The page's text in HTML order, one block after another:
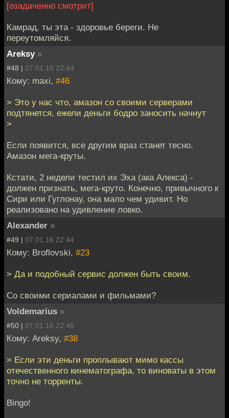
[озадаченно смотрит]
Камрад, ты эта - здоровье береги. Не
переутомляйся.
Areksy »
#48 | 07.01.16 22:44
Кому: maxi, #46
> Это у нас что, амазон со своими серверами
подтянется, ежели деньги бодро заносить начнут
>
Если появится, все другим враз станет тесно.
Амазон мега-круты.
Кстати, 2 недели тестил их Эха (ака Алекса) -
должен признать, мега-круто. Конечно, привычного к
Сири или Гуглонау, она мало чем удивит. Но
реализовано на удивление ловко.
Alexander »
#49 | 07.01.16 22:44
Кому: Broflovski, #23
> Да и подобный сервис должен быть своим.
Со своими сериалами и фильмами?
Voldemarius »
#50 | 07.01.16 22:46
Кому: Areksy, #38
> Если эти деньги проплывают мимо кассы
отечественного кинематографа, то виноваты в этом
точно не торренты.
Bingo!